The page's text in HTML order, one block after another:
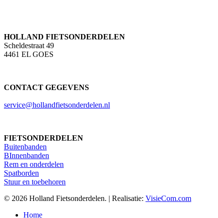
HOLLAND FIETSONDERDELEN
Scheldestraat 49
4461 EL GOES
CONTACT GEGEVENS
service@hollandfietsonderdelen.nl
FIETSONDERDELEN
Buitenbanden
BInnenbanden
Rem en onderdelen
Spatborden
Stuur en toebehoren
© 2026 Holland Fietsonderdelen. | Realisatie: VisieCom.com
Close
Home